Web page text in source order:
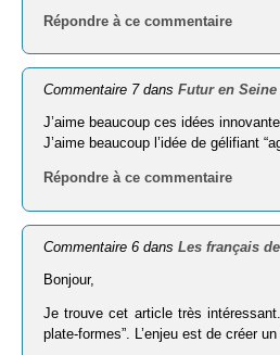
Répondre à ce commentaire
Commentaire 7 dansFutur en
J’aime beaucoup ces idées
J’aime beaucoup l’idée de gélifiant
Répondre à ce commentaire
Commentaire 6 dansLes français
Bonjour,
Je trouve cet article très
plate-formes”. L’enjeu est de créer